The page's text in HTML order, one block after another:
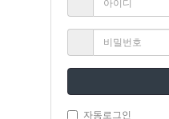
자동로그인